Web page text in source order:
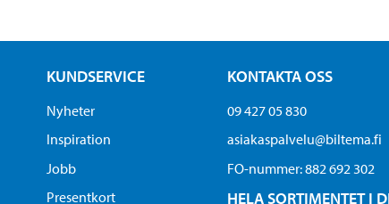
KUNDSERVICE
Nyheter
Inspiration
Jobb
Presentkort
KONTAKTA OSS
09 427 05 830
asiakaspalvelu@biltema.fi
FO-nummer:​ 882 692 302
HELA SORTIMENTET I